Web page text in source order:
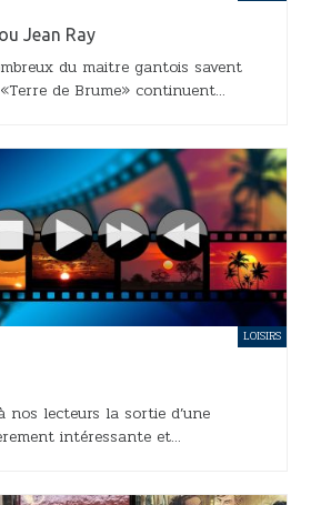
Jean Ray
du maitre gantois savent
de Brume» continuent...
nos lecteurs la sortie d’une
intéressante et...
LOISIRS